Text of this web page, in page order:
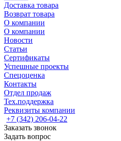
Доставка товара
Возврат товара
О компании
О компании
Новости
Статьи
Сертификаты
Успешные проекты
Спецоценка
Контакты
Отдел продаж
Тех.поддержка
Реквизиты компании
+7 (342) 206-04-22
Заказать звонок
Задать вопрос